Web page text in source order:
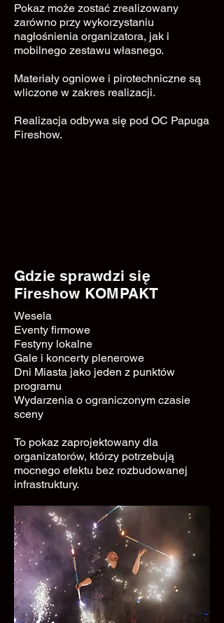
Pokaz może zostać zrealizowany
zarówno przy wykorzystaniu
nagłośnienia organizatora, jak i
mobilnego zestawu własnego.
Materiały ogniowe i pirotechniczne są
wliczone w zakres realizacji.
Realizacja odbywa się pod OC Papuga
Fireshow.
Gdzie sprawdzi się
Fireshow KOMPAKT
Wesela
Eventy firmowe
Festyny lokalne
Gale i koncerty plenerowe
Dni Miasta jako jeden z punktów
programu
Wydarzenia o ograniczonym czasie
sceny
To pokaz zaprojektowany dla
organizatorów, którzy potrzebują
mocnego efektu bez rozbudowanej
infrastruktury.